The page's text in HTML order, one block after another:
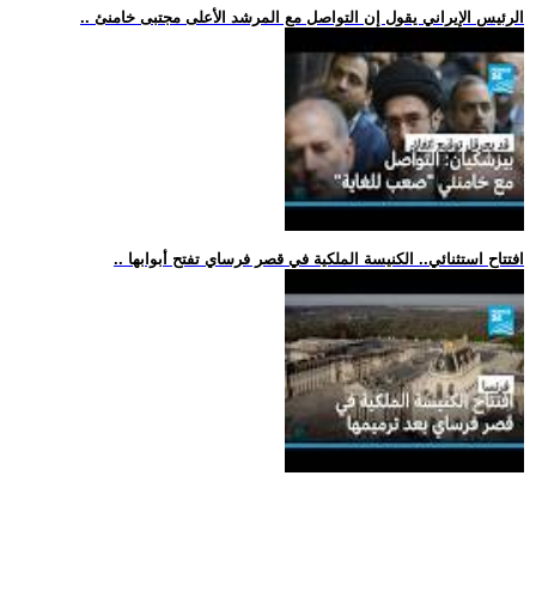
.. الرئيس الإيراني يقول إن التواصل مع المرشد الأعلى مجتبى خامنئ
.. افتتاح استثنائي.. الكنيسة الملكية في قصر فرساي تفتح أبوابها